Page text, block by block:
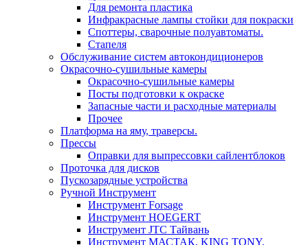
Для ремонта пластика
Инфракрасные лампы стойки для покраски
Споттеры, сварочные полуавтоматы.
Стапеля
Обслуживание систем автокондиционеров
Окрасочно-сушильные камеры
Окрасочно-сушильные камеры
Посты подготовки к окраске
Запасные части и расходные материалы
Прочее
Платформа на яму, траверсы.
Прессы
Оправки для выпрессовки сайлентблоков
Проточка для дисков
Пускозарядные устройства
Ручной Инструмент
Инструмент Forsage
Инструмент HOEGERT
Инструмент JTC Тайвань
Инструмент МАСТАК, KING TONY,